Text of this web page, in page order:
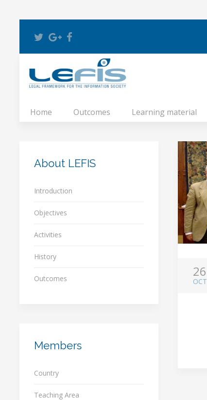
Home Outcomes Learning material
26
OCT
About LEFIS
Introduction
Objectives
Activities
History
Outcomes
Members
Country
Teaching Area